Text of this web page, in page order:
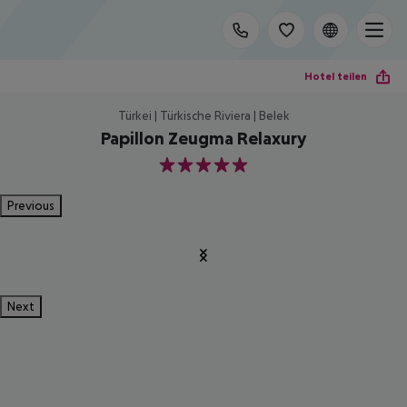
Hotel teilen
Türkei | Türkische Riviera | Belek
Papillon Zeugma Relaxury
5
Previous
Next